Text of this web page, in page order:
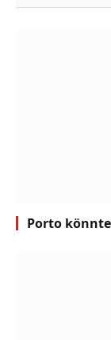
Porto